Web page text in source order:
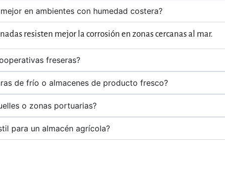
en ambientes con humedad costera?
resisten mejor la corrosión en zonas cercanas al mar.
freseras?
de frío o almacenes de producto fresco?
o zonas portuarias?
para un almacén agrícola?